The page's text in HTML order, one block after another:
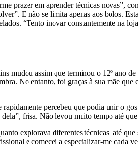
prazer em aprender técnicas novas”,
E não se limita apenas aos bolos.
“Tento inovar constantemente na
mudou assim que terminou o 12º ano
No entanto, foi graças à sua mãe
percebeu que podia unir o
frisa. Não levou muito tempo até
explorava diferentes técnicas, até
e comecei a especializar-me cada